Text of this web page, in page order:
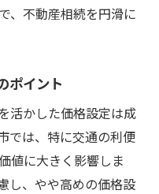
、不動産相続を円滑に
ポイント
活かした価格設定は成
では、特に交通の利便
値に大きく影響しま
し、やや高めの価格設